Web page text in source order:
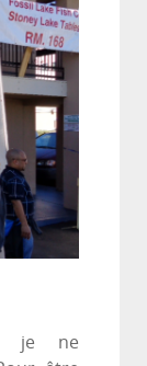
je ne